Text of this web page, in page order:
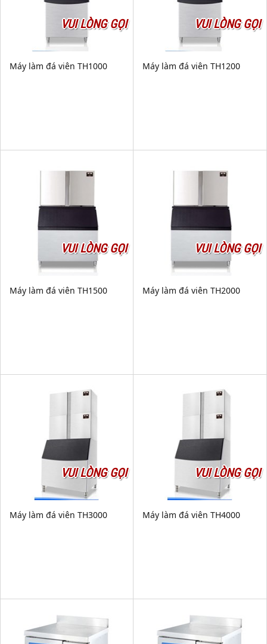
VUI LÒNG GỌI
Máy làm đá viên TH1000
VUI LÒNG GỌI
Máy làm đá viên TH1200
VUI LÒNG GỌI
Máy làm đá viên TH1500
VUI LÒNG GỌI
Máy làm đá viên TH2000
VUI LÒNG GỌI
Máy làm đá viên TH3000
VUI LÒNG GỌI
Máy làm đá viên TH4000